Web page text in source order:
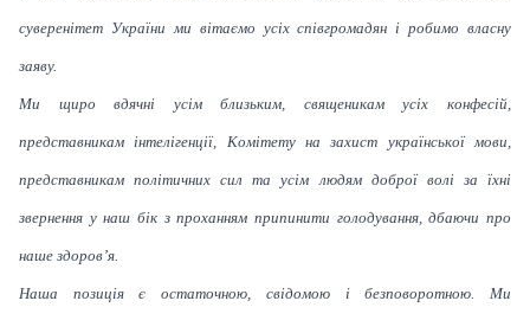
суверенітет України ми вітаємо усіх співгромадян і робимо власну
заяву.
Ми щиро вдячні усім близьким, священикам усіх конфесій,
представникам інтелігенції, Комітету на захист української мови,
представникам політичних сил та усім людям доброї волі за їхні
звернення у наш бік з проханням припинити голодування, дбаючи про
наше здоров’я.
Наша позиція є остаточною, свідомою і безповоротною. Ми